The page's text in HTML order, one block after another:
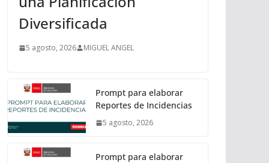
Diversificada
5 agosto, 2026 MIGUEL ANGEL
Prompt para elaborar
Reportes de Incidencias
5 agosto, 2026
Prompt para elaborar